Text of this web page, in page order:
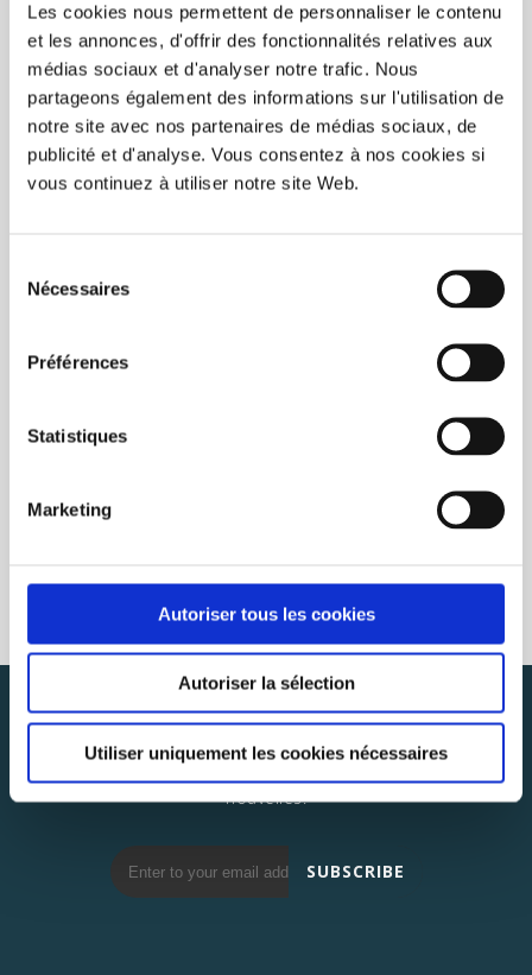
Les cookies nous permettent de personnaliser le contenu
et les annonces, d'offrir des fonctionnalités relatives aux
médias sociaux et d'analyser notre trafic. Nous
partageons également des informations sur l'utilisation de
notre site avec nos partenaires de médias sociaux, de
publicité et d'analyse. Vous consentez à nos cookies si
vous continuez à utiliser notre site Web.
Nécessaires
Préférences
Statistiques
Marketing
Autoriser tous les cookies
Autoriser la sélection
Utiliser uniquement les cookies nécessaires
CATEGORIES
FILTER RESULTS
NEWSLETTER
nouvelles.
SUBSCRIBE